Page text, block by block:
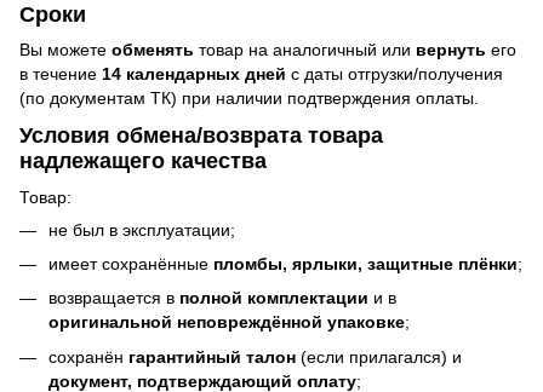
Сроки
Вы можете обменять товар на аналогичный или вернуть его
в течение 14 календарных дней с даты отгрузки/получения
(по документам ТК) при наличии подтверждения оплаты.
Условия обмена/возврата товара
надлежащего качества
Товар:
не был в эксплуатации;
имеет сохранённые пломбы, ярлыки, защитные плёнки;
возвращается в полной комплектации и в
оригинальной неповреждённой упаковке;
сохранён гарантийный талон (если прилагался) и
документ, подтверждающий оплату;